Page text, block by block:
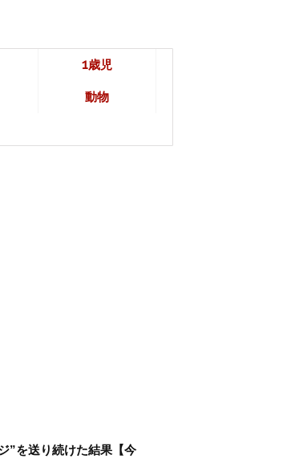
1歳児
動物
”を送り続けた結果【今